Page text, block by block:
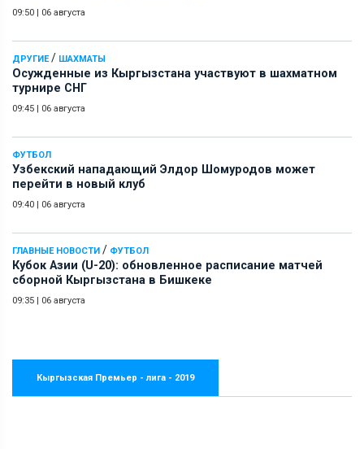
09:50 | 06 августа
ДРУГИЕ/ ШАХМАТЫ
Осужденные из Кыргызстана участвуют в шахматном
турнире СНГ
09:45 | 06 августа
ФУТБОЛ
Узбекский нападающий Элдор Шомуродов может
перейти в новый клуб
09:40 | 06 августа
ГЛАВНЫЕ НОВОСТИ / ФУТБОЛ
Кубок Азии (U-20): обновленное расписание матчей
сборной Кыргызстана в Бишкеке
09:35 | 06 августа
Кыргызская Премьер - лига - 2019